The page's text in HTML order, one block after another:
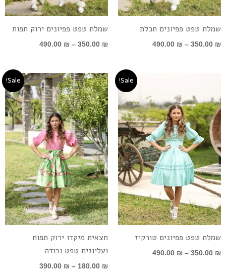
שמלת טפט פפיונים תכלת
350.00 ₪
–
490.00 ₪
שמלת טפט פפיונים ירוק תפוח
350.00 ₪
–
490.00 ₪
Sale!
שמלת טפט פפיונים טורקיז
350.00 ₪
–
490.00 ₪
מחירים:
עד
Sale!
חצאית מיקדו ירוק תפוח
ועליונית טפט ורודה
180.00 ₪
–
390.00 ₪
טווח
מחירים:
עד